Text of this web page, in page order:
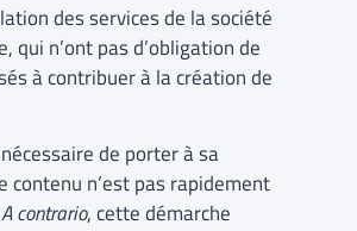
des services de la société
n’ont pas d’obligation de
à contribuer à la création de
de porter à sa
contenu n’est pas rapidement
A contrario, cette démarche